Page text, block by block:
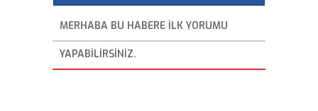
MERHABA BU HABERE ILK YORUMU
YAPABILIRSINIZ.